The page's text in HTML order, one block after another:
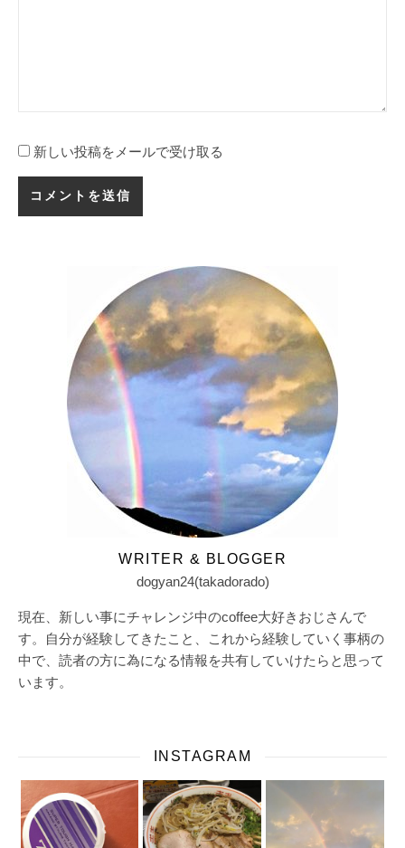
新しい投稿をメールで受け取る
WRITER & BLOGGER
dogyan24(takadorado)
現在、新しい事にチャレンジ中のcoffee大好きおじさんで
す。自分が経験してきたこと、これから経験していく事柄の
中で、読者の方に為になる情報を共有していけたらと思って
います。
INSTAGRAM